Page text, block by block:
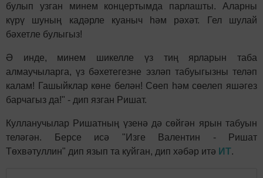
булып узган минем концертымда парлашты. Аларны
күрү шуның кадәрле куаныч һәм рәхәт. Гел шулай
бәхетле булыгыз!
Ә инде, минем шикелле үз тиң ярларын таба
алмаучыларга, үз бәхетегезне эзләп табуыгызны теләп
калам! Гашыйклар көне белән! Сөеп һәм сөелеп яшәгез
барчагыз да!" - дип язган Ришат.
Кулланучылар Ришатның үзенә дә сөйгән ярын табуын
теләгән. Берсе исә "Изге Валентин - Ришат
Төхвәтуллин" дип язып та куйган, дип хәбәр итә ИТ.